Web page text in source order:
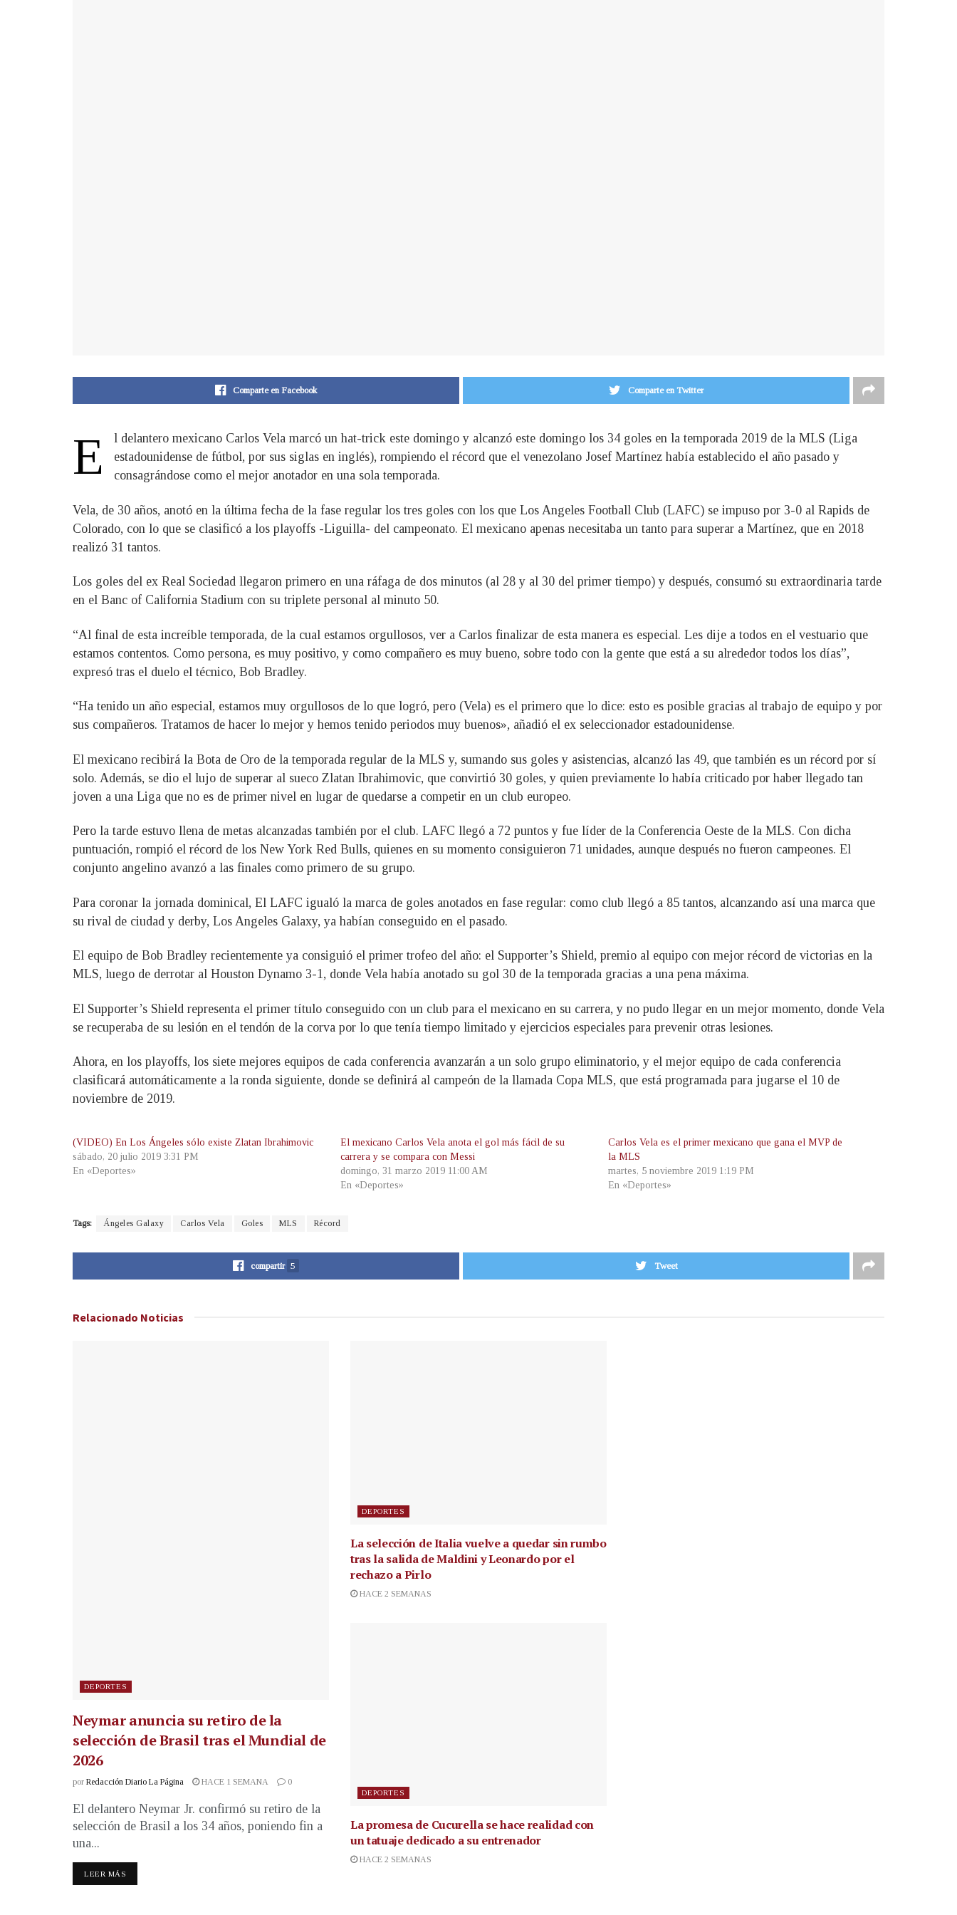
Comparte en Facebook Comparte en Twitter
E
l delantero mexicano Carlos Vela marcó un hat-trick este domingo y alcanzó este domingo los 34 goles en la temporada 2019 de la MLS (Liga
estadounidense de fútbol, por sus siglas en inglés), rompiendo el récord que el venezolano Josef Martínez había establecido el año pasado y
consagrándose como el mejor anotador en una sola temporada.
Vela, de 30 años, anotó en la última fecha de la fase regular los tres goles con los que Los Angeles Football Club (LAFC) se impuso por 3-0 al Rapids de
Colorado, con lo que se clasificó a los playoffs -Liguilla- del campeonato. El mexicano apenas necesitaba un tanto para superar a Martínez, que en 2018
realizó 31 tantos.
Los goles del ex Real Sociedad llegaron primero en una ráfaga de dos minutos (al 28 y al 30 del primer tiempo) y después, consumó su extraordinaria tarde
en el Banc of California Stadium con su triplete personal al minuto 50.
“Al final de esta increíble temporada, de la cual estamos orgullosos, ver a Carlos finalizar de esta manera es especial. Les dije a todos en el vestuario que
estamos contentos. Como persona, es muy positivo, y como compañero es muy bueno, sobre todo con la gente que está a su alrededor todos los días”,
expresó tras el duelo el técnico, Bob Bradley.
“Ha tenido un año especial, estamos muy orgullosos de lo que logró, pero (Vela) es el primero que lo dice: esto es posible gracias al trabajo de equipo y por
sus compañeros. Tratamos de hacer lo mejor y hemos tenido periodos muy buenos», añadió el ex seleccionador estadounidense.
El mexicano recibirá la Bota de Oro de la temporada regular de la MLS y, sumando sus goles y asistencias, alcanzó las 49, que también es un récord por sí
solo. Además, se dio el lujo de superar al sueco Zlatan Ibrahimovic, que convirtió 30 goles, y quien previamente lo había criticado por haber llegado tan
joven a una Liga que no es de primer nivel en lugar de quedarse a competir en un club europeo.
Pero la tarde estuvo llena de metas alcanzadas también por el club. LAFC llegó a 72 puntos y fue líder de la Conferencia Oeste de la MLS. Con dicha
puntuación, rompió el récord de los New York Red Bulls, quienes en su momento consiguieron 71 unidades, aunque después no fueron campeones. El
conjunto angelino avanzó a las finales como primero de su grupo.
Para coronar la jornada dominical, El LAFC igualó la marca de goles anotados en fase regular: como club llegó a 85 tantos, alcanzando así una marca que
su rival de ciudad y derby, Los Angeles Galaxy, ya habían conseguido en el pasado.
El equipo de Bob Bradley recientemente ya consiguió el primer trofeo del año: el Supporter’s Shield, premio al equipo con mejor récord de victorias en la
MLS, luego de derrotar al Houston Dynamo 3-1, donde Vela había anotado su gol 30 de la temporada gracias a una pena máxima.
El Supporter’s Shield representa el primer título conseguido con un club para el mexicano en su carrera, y no pudo llegar en un mejor momento, donde Vela
se recuperaba de su lesión en el tendón de la corva por lo que tenía tiempo limitado y ejercicios especiales para prevenir otras lesiones.
Ahora, en los playoffs, los siete mejores equipos de cada conferencia avanzarán a un solo grupo eliminatorio, y el mejor equipo de cada conferencia
clasificará automáticamente a la ronda siguiente, donde se definirá al campeón de la llamada Copa MLS, que está programada para jugarse el 10 de
noviembre de 2019.
(VIDEO) En Los Ángeles sólo existe Zlatan Ibrahimovic
sábado, 20 julio 2019 3:31 PM
En «Deportes»
El mexicano Carlos Vela anota el gol más fácil de su
carrera y se compara con Messi
domingo, 31 marzo 2019 11:00 AM
En «Deportes»
Carlos Vela es el primer mexicano que gana el MVP de
la MLS
martes, 5 noviembre 2019 1:19 PM
En «Deportes»
Tags: Ángeles Galaxy Carlos Vela Goles MLS Récord
compartir 5 Tweet
Relacionado Noticias
DEPORTES
Neymar anuncia su retiro de la
selección de Brasil tras el Mundial de
2026
por Redacción Diario La Página HACE 1 SEMANA 0
El delantero Neymar Jr. confirmó su retiro de la
selección de Brasil a los 34 años, poniendo fin a
una...
LEER MÁS
DEPORTES
La selección de Italia vuelve a quedar sin rumbo
tras la salida de Maldini y Leonardo por el
rechazo a Pirlo
HACE 2 SEMANAS
DEPORTES
La promesa de Cucurella se hace realidad con
un tatuaje dedicado a su entrenador
HACE 2 SEMANAS